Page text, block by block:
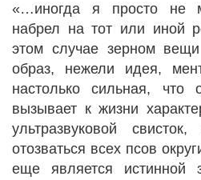
«…иногда я просто не
набрел на тот или иной
этом случае зерном вещи
образ, нежели идея,
настолько сильная,
вызывает к жизни
ультразвуковой свисток,
отозваться всех псов
еще является истинной